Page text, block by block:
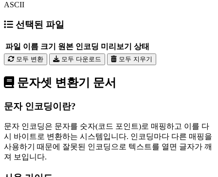
ASCII
선택된 파일
파일 이름 크기 원본 인코딩 미리보기 상태
모두 변환 모두 다운로드 모두 지우기
문자셋 변환기 문서
문자 인코딩이란?
문자 인코딩은 문자를 숫자(코드 포인트)로 매핑하고 이를 다
시 바이트로 변환하는 시스템입니다. 인코딩마다 다른 매핑을
사용하기 때문에 잘못된 인코딩으로 텍스트를 열면 글자가 깨
져 보입니다.